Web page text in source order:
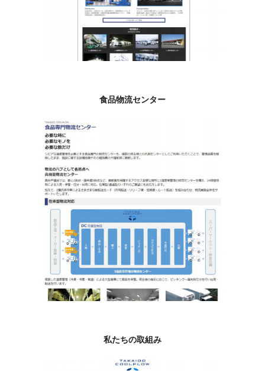
食品物流センター
私たちの取組み